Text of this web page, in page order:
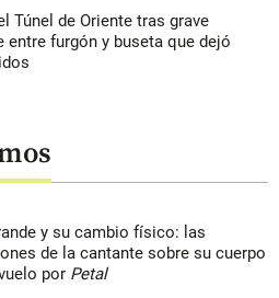
Túnel de Oriente tras grave
entre furgón y buseta que dejó
y su cambio físico: las
de la cantante sobre su cuerpo
por Petal